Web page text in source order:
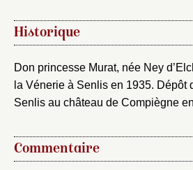
Historique
Don princesse Murat, née Ney
la Vénerie à Senlis en 1935. Dépôt
Senlis au château de Compiègne
Commentaire